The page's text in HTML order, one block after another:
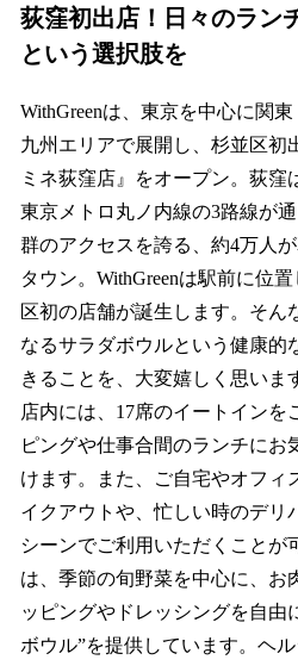
荻窪初出店！日々のラン
という選択肢を
WithGreenは、東京を中心に関
九州エリアで展開し、杉並区初
ミネ荻窪店』をオープン。荻窪
東京メトロ丸ノ内線の3路線が
群のアクセスを誇る、約4万人
タウン。WithGreenは駅前に位
区初の店舗が誕生します。そん
なるサラダボウルという健康的
きることを、大変嬉しく思いま
店内には、17席のイートインを
ピングや仕事合間のランチにお
けます。また、ご自宅やオフィ
イクアウトや、忙しい時のデリ
シーンでご利用いただくことが
は、季節の旬野菜を中心に、お
ッピングやドレッシングを自由
ボウル”を提供しています。ヘ